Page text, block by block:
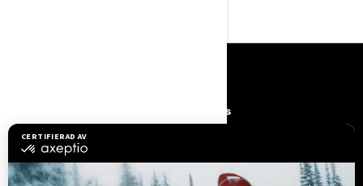
Need Help
Säkerhetsåterkallelser
Careers
BRP Experiences